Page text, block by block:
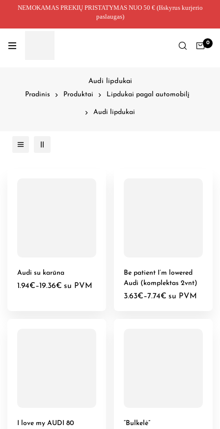
NEMOKAMAS PREKIŲ PRISTATYMAS NUO 50 € (Išskyrus kurjerio
paslaugas)
0
Audi lipdukai
Pradinis
Produktai Lipdukai pagal automobilį
Audi lipdukai
Audi su karūna
1.94€–19.36€ su PVM
Be patient I’m lowered
Audi (komplektas 2vnt)
3.63€–7.74€ su PVM
I love my AUDI 80 “Bulkelė”